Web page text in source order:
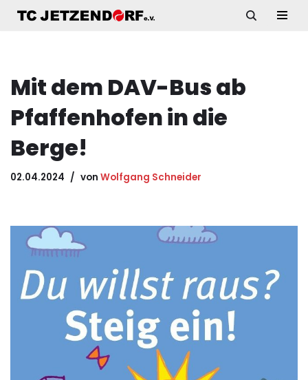
Mit dem DAV-Bus ab
Pfaffenhofen in die
Berge!
02.04.2024 von Wolfgang Schneider